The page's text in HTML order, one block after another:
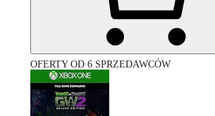
OFERTY OD 6 SPRZEDAWCÓW